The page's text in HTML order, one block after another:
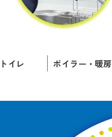
トイレ ボイラー・暖房